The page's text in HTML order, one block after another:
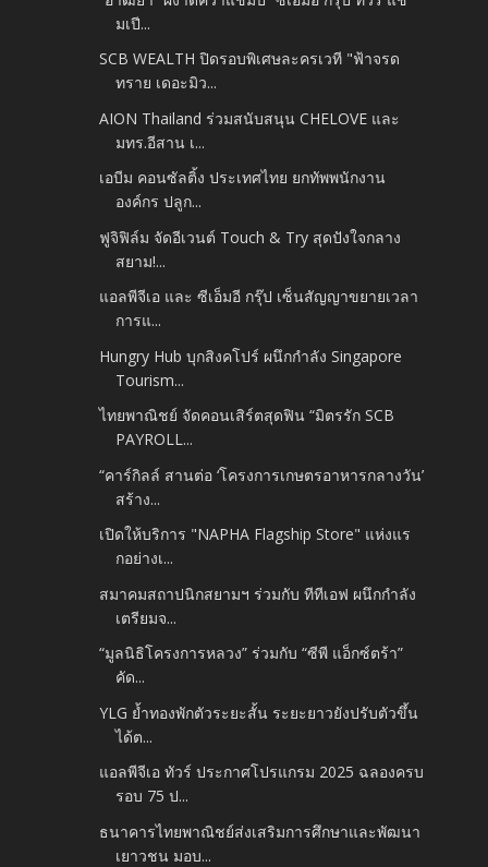
มเปี...
SCB WEALTH ปิดรอบพิเศษละครเวที "ฟ้าจรด
ทราย เดอะมิว...
AION Thailand ร่วมสนับสนุน CHELOVE และ
มทร.อีสาน เ...
เอบีม คอนซัลติ้ง ประเทศไทย ยกทัพพนักงาน
องค์กร ปลูก...
ฟูจิฟิล์ม จัดอีเวนต์ Touch & Try สุดปังใจกลาง
สยาม!...
แอลพีจีเอ และ ซีเอ็มอี กรุ๊ป เซ็นสัญญาขยายเวลา
การแ...
Hungry Hub บุกสิงคโปร์ ผนึกกำลัง Singapore
Tourism...
ไทยพาณิชย์ จัดคอนเสิร์ตสุดฟิน “มิตรรัก SCB
PAYROLL...
“คาร์กิลล์ สานต่อ ‘โครงการเกษตรอาหารกลางวัน’
สร้าง...
เปิดให้บริการ "NAPHA Flagship Store" แห่งแร
กอย่างเ...
สมาคมสถาปนิกสยามฯ ร่วมกับ ทีทีเอฟ ผนึกกำลัง
เตรียมจ...
“มูลนิธิโครงการหลวง” ร่วมกับ “ซีพี แอ็กซ์ตร้า”
คัด...
YLG ย้ำทองพักตัวระยะสั้น ระยะยาวยังปรับตัวขึ้น
ได้ต...
แอลพีจีเอ ทัวร์ ประกาศโปรแกรม 2025 ฉลองครบ
รอบ 75 ป...
ธนาคารไทยพาณิชย์ส่งเสริมการศึกษาและพัฒนา
เยาวชน มอบ...